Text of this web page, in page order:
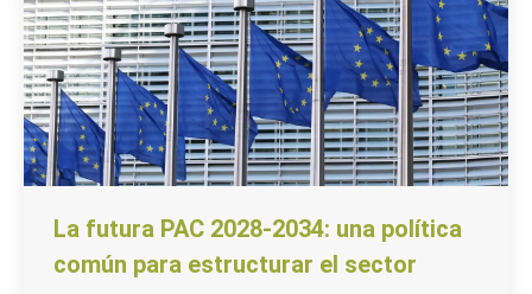
La futura PAC 2028-2034: una política
común para estructurar el sector